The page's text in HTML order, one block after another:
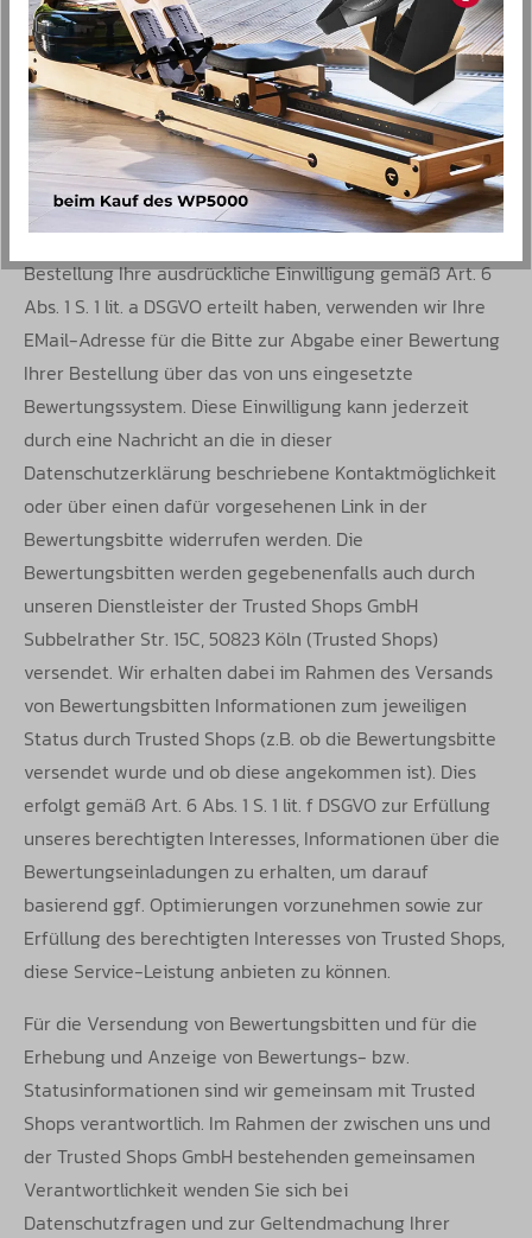
von Cleverreach finden Sie
unter:https://www.cleverreach.com/de-
de/datenschutz/sowiehttps://www.cleverreach.com/de-
de/newsletter-tool/newsletter-reporting/.
KÄUFERSIEGEL-KUNDENBEWERTUNG
Sofern Sie uns hierzu während oder nach Ihrer
Bestellung Ihre ausdrückliche Einwilligung gemäß Art. 6
Abs. 1 S. 1 lit. a DSGVO erteilt haben, verwenden wir Ihre
EMail-Adresse für die Bitte zur Abgabe einer Bewertung
Ihrer Bestellung über das von uns eingesetzte
Bewertungssystem. Diese Einwilligung kann jederzeit
durch eine Nachricht an die in dieser
Datenschutzerklärung beschriebene Kontaktmöglichkeit
oder über einen dafür vorgesehenen Link in der
Bewertungsbitte widerrufen werden. Die
Bewertungsbitten werden gegebenenfalls auch durch
unseren Dienstleister der Trusted Shops GmbH
Subbelrather Str. 15C, 50823 Köln (Trusted Shops)
versendet. Wir erhalten dabei im Rahmen des Versands
von Bewertungsbitten Informationen zum jeweiligen
Status durch Trusted Shops (z.B. ob die Bewertungsbitte
versendet wurde und ob diese angekommen ist). Dies
erfolgt gemäß Art. 6 Abs. 1 S. 1 lit. f DSGVO zur Erfüllung
unseres berechtigten Interesses, Informationen über die
Bewertungseinladungen zu erhalten, um darauf
basierend ggf. Optimierungen vorzunehmen sowie zur
Erfüllung des berechtigten Interesses von Trusted Shops,
diese Service-Leistung anbieten zu können.
Für die Versendung von Bewertungsbitten und für die
Erhebung und Anzeige von Bewertungs- bzw.
Statusinformationen sind wir gemeinsam mit Trusted
Shops verantwortlich. Im Rahmen der zwischen uns und
der Trusted Shops GmbH bestehenden gemeinsamen
Verantwortlichkeit wenden Sie sich bei
Datenschutzfragen und zur Geltendmachung Ihrer